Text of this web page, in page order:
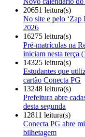
20651 leitura(s)
No site e pelo ‘Zap
2026
16275 leitura(s)
Pré-matrículas na
iniciam nesta terça
14325 leitura(s)
Estudantes que
cartão Conecta PG
13248 leitura(s)
Prefeitura abre
desta segunda
12811 leitura(s)
Conecta PG abre
bilhetagem